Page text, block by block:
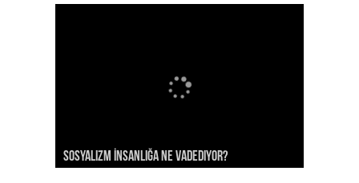
Sosyalizm İnsanlığa Ne Vadediyor?
Gerileyişi -III
Gerileyişi -II
Gerileyişi*
Rojava Devrimi İçin Yangın Alarmı